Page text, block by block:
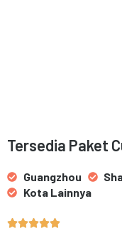
Tersedia Paket
Guangzhou
Kota Lainnya
